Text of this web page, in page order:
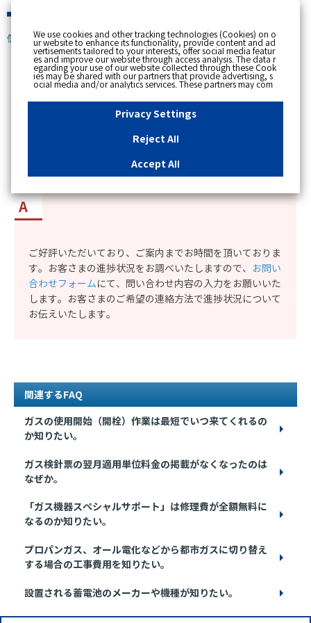
個人のお客さま
[ トップへ戻る ]
カテゴリー表示
更新日時 : 2026/01/21 14:48
東京ガスの太陽光発電・蓄電池の無料相談に申し
込んだが、現在の進捗状況を教えて欲しい。
ご好評いただいており、ご案内までお時間を頂いておりま
す。お客さまの進捗状況をお調べいたしますので、 お問い
合わせフォームにて、問い合わせ内容の入力をお願いいた
します。お客さまのご希望の連絡方法で進捗状況について
お伝えいたします。
関連するFAQ
ガスの使用開始（開栓）作業は最短でいつ来てくれるの
か知りたい。
ガス検針票の翌月適用単位料金の掲載がなくなったのは
なぜか。
「ガス機器スペシャルサポート」は修理費が全額無料に
なるのか知りたい。
プロパンガス、オール電化などから都市ガスに切り替え
する場合の工事費用を知りたい。
設置される蓄電池のメーカーや機種が知りたい。
We use cookies and other tracking technologies (Cookies) on o
ur website to enhance its functionality, provide content and ad
vertisements tailored to your interests, offer social media featur
es and improve our website through access analysis. The data r
egarding your use of our website collected through these Cook
ies may be shared with our partners that provide advertising, s
ocial media and/or analytics services. These partners may com
bine the data shared by us with other data that you have provi
ded to them or that they have collected from your use of their s
ervices or other websites to analyse and optimise advertisemen
ts delivered to you by businesses other than us on the internet.
essary Cookies, please click "Reject All". If you agree to the use
of all Cookies, please click "Accept All". To select your preferen
u can change your consent or rejection settings at any time by c
"Privacy Settings"button on this banner or through y
our browser's "Settings". For more information regarding the pr
site, please refer to the link below.Cookies DetailsPrivacy Polic
y
Privacy Settings
Reject All
Accept All